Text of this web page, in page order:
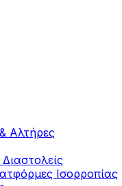
Αλτήρες
Ισορροπίας